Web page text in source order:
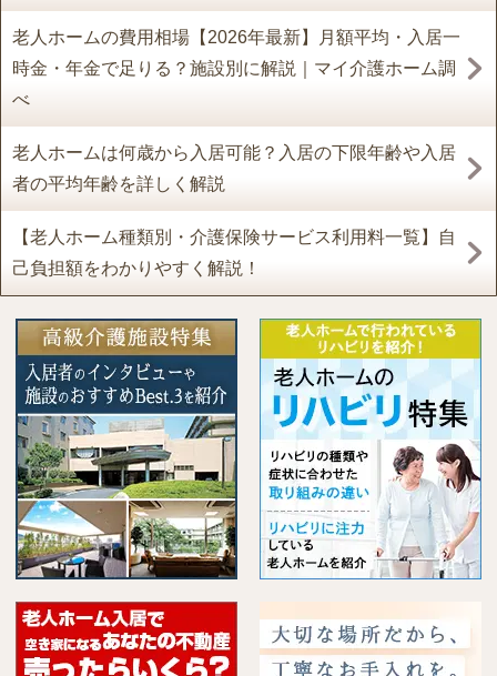
老人ホームの費用相場【2026年最新】月額平均・入居一
時金・年金で足りる？施設別に解説｜マイ介護ホーム調
べ
老人ホームは何歳から入居可能？入居の下限年齢や入居
者の平均年齢を詳しく解説
【老人ホーム種類別・介護保険サービス利用料一覧】自
己負担額をわかりやすく解説！